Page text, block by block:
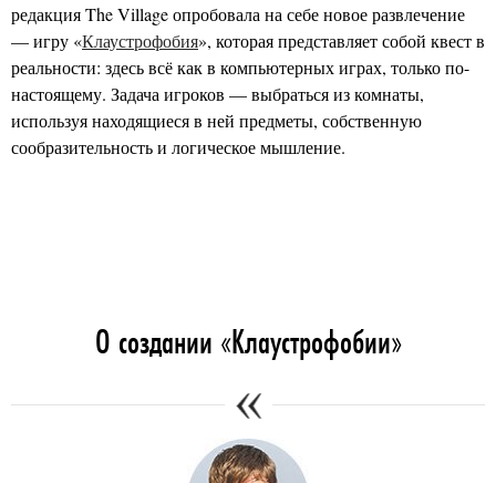
редакция The Village опробовала на себе новое развлечение
— игру «Клаустрофобия», которая представляет собой квест в
реальности: здесь всё как в компьютерных играх, только по-
настоящему. Задача игроков — выбраться из комнаты,
используя находящиеся в ней предметы, собственную
сообразительность и логическое мышление.
О создании «Клаустрофобии»